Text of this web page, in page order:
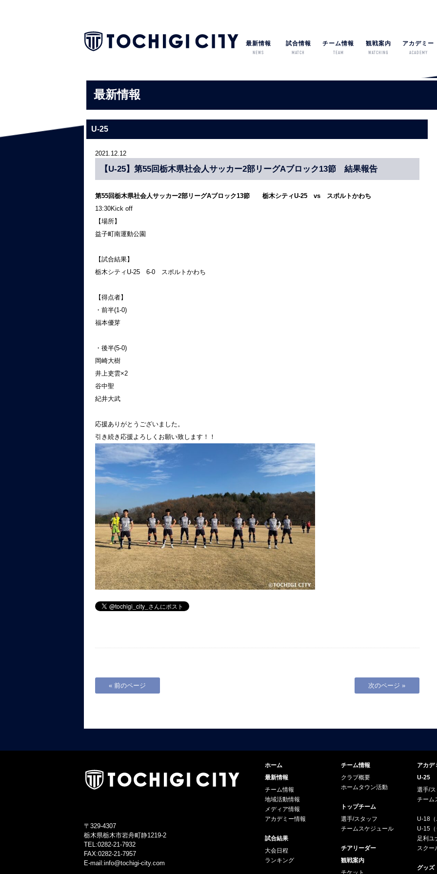
最新情報
NEWS
試合情報
MATCH
チーム情報
TEAM
観戦案内
WATCHING
アカデミー
ACADEMY
最新情報
U-25
2021.12.12
【U-25】第55回栃木県社会人サッカー2部リーグAブロック13節 結果報告
第55回栃木県社会人サッカー2部リーグAブロック13節 栃木シティU-25 vs スポルトかわち
13:30Kick off
【場所】
益子町南運動公園
【試合結果】
栃木シティU-25 6-0 スポルトかわち
【得点者】
・前半(1-0)
福本優芽
・後半(5-0)
岡崎大樹
井上吏雲×2
谷中聖
紀井大武
応援ありがとうございました。
引き続き応援よろしくお願い致します！！
« 前のページ 次のページ »
〒329-4307
栃木県栃木市岩舟町静1219-2
TEL:0282-21-7932
FAX:0282-21-7957
E-mail:info@tochigi-city.com
ホーム
最新情報
チーム情報
地域活動情報
メディア情報
アカデミー情報
試合結果
大会日程
ランキング
チーム情報
クラブ概要
ホームタウン活動
トップチーム
選手/スタッフ
チームスケジュール
チアリーダー
観戦案内
チケット
アカデ
U-25
選手/
チーム
U-18
U-15
足利ユ
スクー
グッズ